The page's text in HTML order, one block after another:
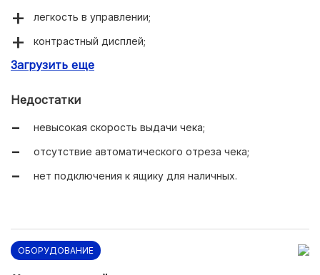
легкость в управлении;
контрастный дисплей;
онлайн-передача данных в федеральную службу;
Загрузить еще
Недостатки
невысокая скорость выдачи чека;
отсутствие автоматического отреза чека;
нет подключения к ящику для наличных.
ОБОРУДОВАНИЕ